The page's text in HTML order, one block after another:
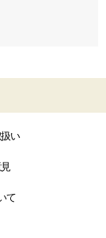
い
て